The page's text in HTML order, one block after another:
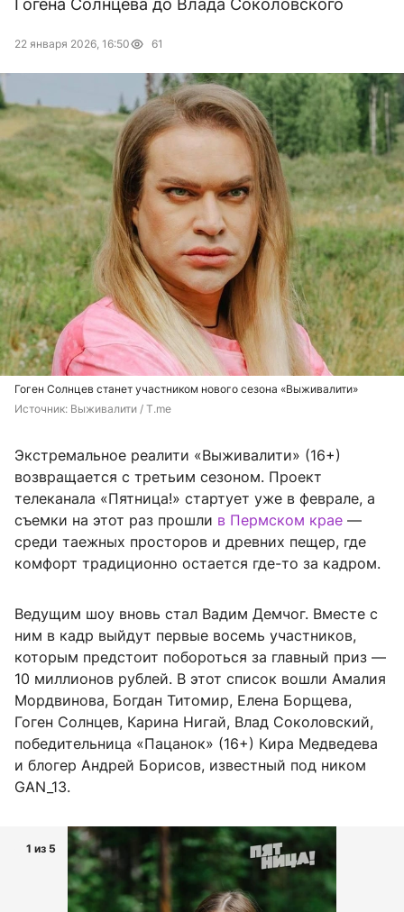
Гогена Солнцева до Влада Соколовского
22 января 2026, 16:50 61
Гоген Солнцев станет участником нового сезона «Выживалити»
Источник: Выживалити / T.me
Экстремальное реалити «Выживалити» (16+)
возвращается с третьим сезоном. Проект
телеканала «Пятница!» стартует уже в феврале, а
съемки на этот раз прошли в Пермском крае —
среди таежных просторов и древних пещер, где
комфорт традиционно остается где-то за кадром.
Ведущим шоу вновь стал Вадим Демчог. Вместе с
ним в кадр выйдут первые восемь участников,
которым предстоит побороться за главный приз —
10 миллионов рублей. В этот список вошли Амалия
Мордвинова, Богдан Титомир, Елена Борщева,
Гоген Солнцев, Карина Нигай, Влад Соколовский,
победительница «Пацанок» (16+) Кира Медведева
и блогер Андрей Борисов, известный под ником
GAN_13.
1 из 5